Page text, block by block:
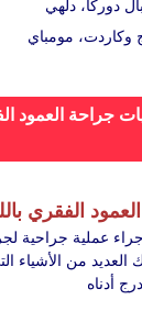
دوركا، دلهي
وكاردت، مومباي
جراحة العمود
الفقري
عملية جراحية
العديد من الأشياء